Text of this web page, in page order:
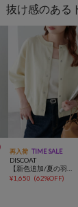
抜け感のある
再入荷 TIME SALE
DISCOAT
¥1,650 (62%OFF)